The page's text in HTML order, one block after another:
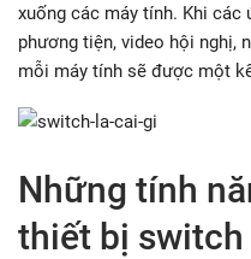
xuống các máy tính. Khi các
phương tiện, video hội nghị,
mỗi máy tính sẽ được một
Những tính
thiết bị switch